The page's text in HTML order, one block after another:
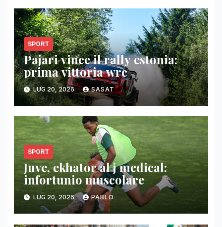
SPORT
Pajari vince il rally estonia:
prima vittoria wrc
LUG 20, 2026 SASAT
SPORT
Juve, ekhator al j medical:
infortunio muscolare
LUG 20, 2026 PABLO